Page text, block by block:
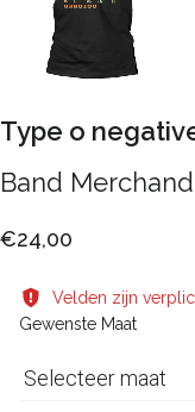
Type o
Band
€24,00
Velden zijn
Gewenste Maat
Selecteer maat